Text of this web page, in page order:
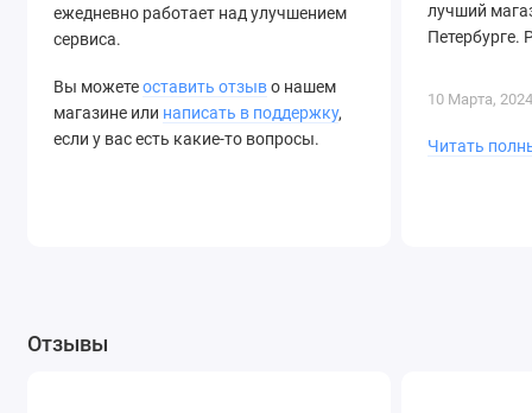
ежедневно работает над улучшением
сервиса.
Вы можетеоставить отзыво нашем
магазине или написать в поддержку,
если у вас есть какие-то вопросы.
лучший
Петербурге.
10 Марта, 2024
Читать
Отзывы